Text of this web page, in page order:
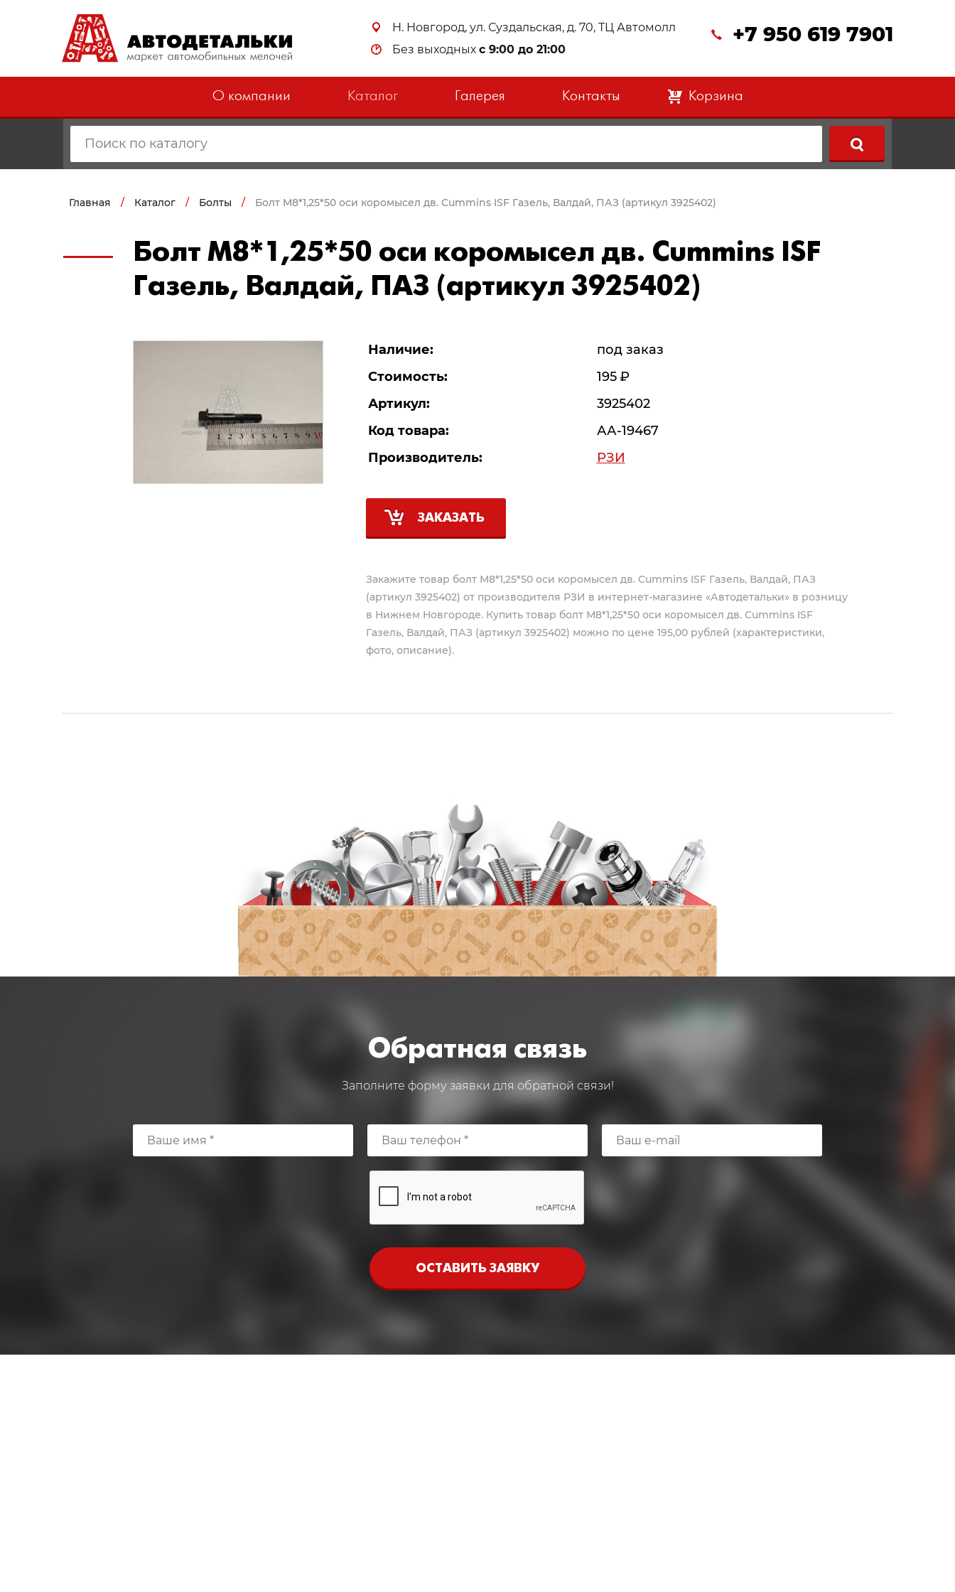
Н. Новгород, ул. Суздальская, д. 70, ТЦ Автомолл
Без выходных с 9:00 до 21:00
+7 950 619 7901
О компании Каталог Галерея Контакты 0 Корзина
Главная / Каталог / Болты / Болт М8*1,25*50 оси коромысел дв. Cummins ISF Газель, Валдай, ПАЗ (артикул 3925402)
Болт М8*1,25*50 оси коромысел дв. Cummins ISF
Газель, Валдай, ПАЗ (артикул 3925402)
Наличие:
под заказ
Стоимость:
195 Р
Артикул:
3925402
Код товара:
АА-19467
Производитель:
РЗИ
ЗАКАЗАТЬ
Закажите товар болт М8*1,25*50 оси коромысел дв. Cummins ISF Газель, Валдай, ПАЗ
(артикул 3925402) от производителя РЗИ в интернет-магазине «Автодетальки» в розницу
в Нижнем Новгороде. Купить товар болт М8*1,25*50 оси коромысел дв. Cummins ISF
Газель, Валдай, ПАЗ (артикул 3925402) можно по цене 195,00 рублей (характеристики,
фото, описание).
Обратная связь
Заполните форму заявки для обратной связи!
ОСТАВИТЬ ЗАЯВКУ